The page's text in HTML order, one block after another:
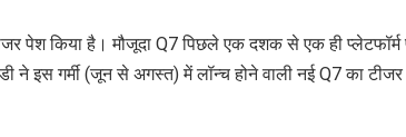
पेश किया है। मौजूदा Q7 पिछले एक दशक से एक ही प्लेटफॉर्म
इस गर्मी (जून से अगस्त) में लॉन्च होने वाली नई Q7 का टीजर